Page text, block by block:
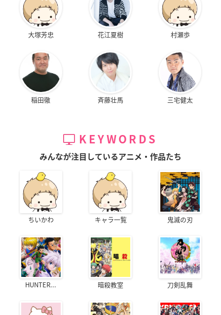
大塚芳忠 花江夏樹 村瀬歩
稲田徹 斉藤壮馬 三宅健太
KEYWORDS
みんなが注目しているアニメ・作品たち
ちいかわ キャラ一覧 鬼滅の刃
HUNTER... 暗殺教室 刀剣乱舞